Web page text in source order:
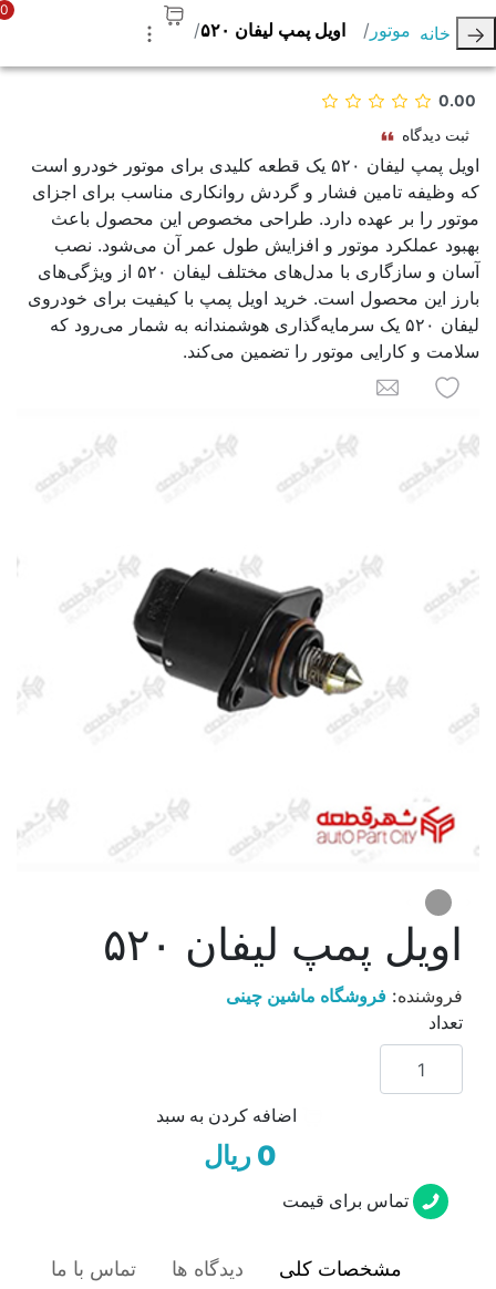
خانه موتور اويل پمپ ليفان ۵۲۰
0
0.00
ثبت دیدگاه
اویل پمپ لیفان ۵۲۰ یک قطعه کلیدی برای موتور خودرو است
که وظیفه تامین فشار و گردش روانکاری مناسب برای اجزای
موتور را بر عهده دارد. طراحی مخصوص این محصول باعث
بهبود عملکرد موتور و افزایش طول عمر آن می‌شود. نصب
آسان و سازگاری با مدل‌های مختلف لیفان ۵۲۰ از ویژگی‌های
بارز این محصول است. خرید اویل پمپ با کیفیت برای خودروی
لیفان ۵۲۰ یک سرمایه‌گذاری هوشمندانه به شمار می‌رود که
سلامت و کارایی موتور را تضمین می‌کند.
به لیست علاقه مندی ها اضافه کنید
برای یک دوست ایمیل کنید
اويل پمپ ليفان ۵۲۰
فروشنده: فروشگاه ماشین چینی
تعداد
اضافه کردن به سبد
0 ریال
تماس برای قیمت
مشخصات کلی دیدگاه ها تماس با ما